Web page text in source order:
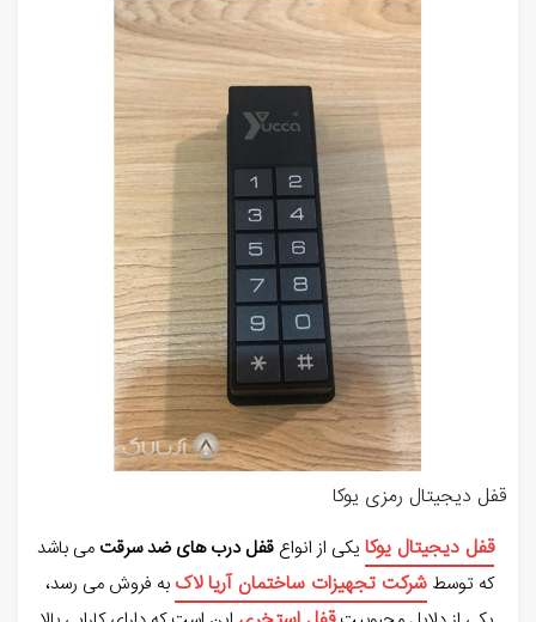
قفل دیجیتال رمزی یوکا
قفل دیجیتال یوکا یکی از انواع قفل درب های ضد سرقت می باشد
که توسط شرکت تجهیزات ساختمان آریا لاک به فروش می رسد،